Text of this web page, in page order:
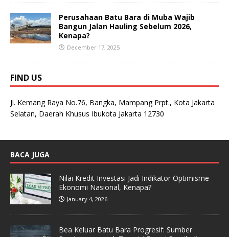
Perusahaan Batu Bara di Muba Wajib
Bangun Jalan Hauling Sebelum 2026,
Kenapa?
December 17, 2025
FIND US
Jl. Kemang Raya No.76, Bangka, Mampang Prpt., Kota Jakarta
Selatan, Daerah Khusus Ibukota Jakarta 12730
BACA JUGA
Nilai Kredit Investasi Jadi Indikator Optimisme
Ekonomi Nasional, Kenapa?
January 4, 2026
Bea Keluar Batu Bara Progresif: Sumber